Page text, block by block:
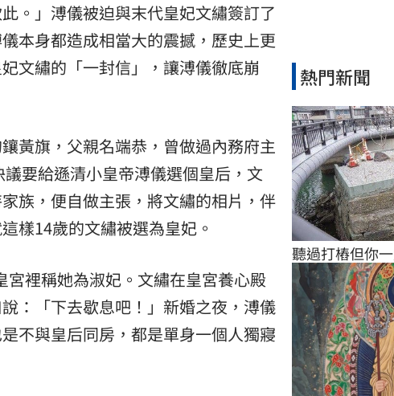
。」溥儀被迫與末代皇妃文繡簽訂了
本身都造成相當大的震撼，歷史上更
文繡的「一封信」，讓溥儀徹底崩
黃旗，父親名端恭，曾做過內務府主
要給遜清小皇帝溥儀選個皇后，文
族，便自做主張，將文繡的相片，伴
樣14歲的文繡被選為皇妃。
裡稱她為淑妃。文繡在皇宮養心殿
：「下去歇息吧！」新婚之夜，溥儀
是不與皇后同房，都是單身一個人獨寢
熱門新聞
聽過打樁但你